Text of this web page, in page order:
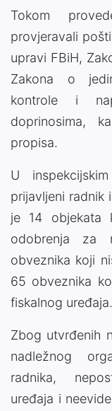
Tokom
provjeravali
upravi FBiH,
Zakona o
kontrole i
doprinosima,
propisa.
U
prijavljeni radnik
je 14 objekata
odobrenja za
obveznika koji
65 obveznika
fiskalnog uređaja.
Zbog utvrđenih
nadležnog
radnika,
uređaja i